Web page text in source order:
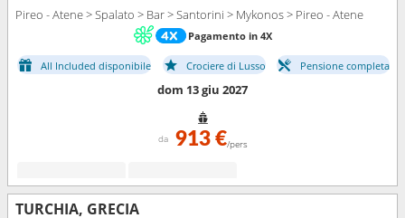
Pireo - Atene > Spalato > Bar > Santorini > Mykonos > Pireo - Atene
Pagamento in 4X
All Included disponibile Crociere di Lusso Pensione completa
dom 13 giu 2027
da 913 €/pers
TURCHIA, GRECIA